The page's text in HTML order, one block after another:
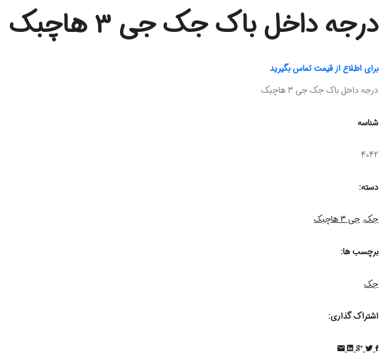
درجه داخل باک جک جی 3 هاچبک
برای اطلاع از قیمت تماس بگیرید
درجه داخل باک جک جی 3 هاچبک
شناسه
4042
دسته:
جک,جی 3 هاچبک
برچسب ها:
جک
اشتراک گذاری: